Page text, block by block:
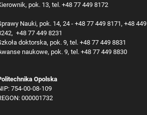
pok. 13, tel. +48 77 449 8172
Nauki, pok. 14, 24 - +48 77 449 8171, +48 449
+48 77 449 8231
doktorska, pok. 9, tel. +48 77 449 8831
naukowe, pok. 9, tel. +48 77 449 8830
Opolska
754-00-08-109
000001732